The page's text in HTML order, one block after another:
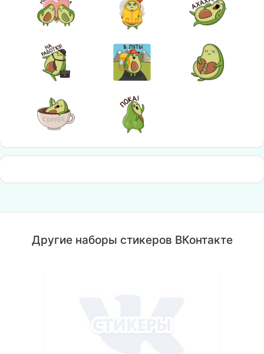
Другие наборы стикеров ВКонтакте